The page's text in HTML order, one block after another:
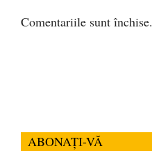
Comentariile sunt închise.
ABONAȚI-VĂ